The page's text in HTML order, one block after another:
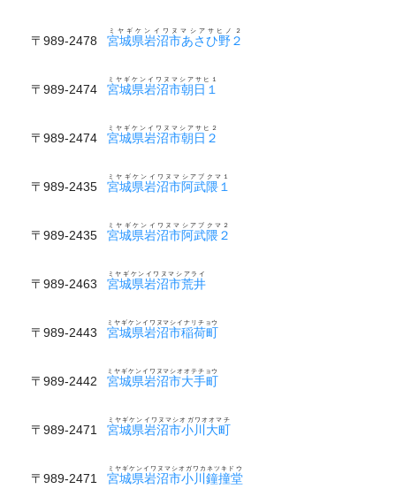
〒989-2478 宮城県岩沼市あさひ野２
ミヤギケンイワヌマシアサヒノ２
〒989-2474 宮城県岩沼市朝日１
ミヤギケンイワヌマシアサヒ１
〒989-2474 宮城県岩沼市朝日２
ミヤギケンイワヌマシアサヒ２
〒989-2435 宮城県岩沼市阿武隈１
ミヤギケンイワヌマシアブクマ１
〒989-2435 宮城県岩沼市阿武隈２
ミヤギケンイワヌマシアブクマ２
〒989-2463 宮城県岩沼市荒井
ミヤギケンイワヌマシアライ
〒989-2443 宮城県岩沼市稲荷町
ミヤギケンイワヌマシイナリチョウ
〒989-2442 宮城県岩沼市大手町
ミヤギケンイワヌマシオオテチョウ
〒989-2471 宮城県岩沼市小川大町
ミヤギケンイワヌマシオガワオオマチ
〒989-2471 宮城県岩沼市小川鐘撞堂
ミヤギケンイワヌマシオガワカネツキドウ